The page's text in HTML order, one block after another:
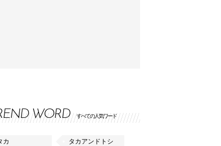
WORD すべての人気ワード
カ タカアンドトシ